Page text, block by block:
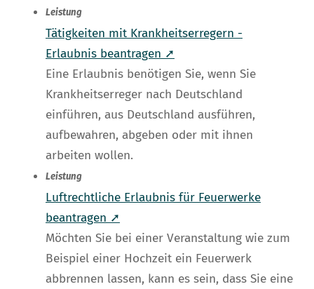
Leistung
Tätigkeiten mit Krankheitserregern -
Erlaubnis beantragen ➚
Eine Erlaubnis benötigen Sie, wenn Sie
Krankheitserreger nach Deutschland
einführen, aus Deutschland ausführen,
aufbewahren, abgeben oder mit ihnen
arbeiten wollen.
Leistung
Luftrechtliche Erlaubnis für Feuerwerke
beantragen ➚
Möchten Sie bei einer Veranstaltung wie zum
Beispiel einer Hochzeit ein Feuerwerk
abbrennen lassen, kann es sein, dass Sie eine